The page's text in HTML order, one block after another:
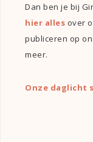
Dan ben je bij
hier alles over
publiceren op
meer.
Onze daglicht